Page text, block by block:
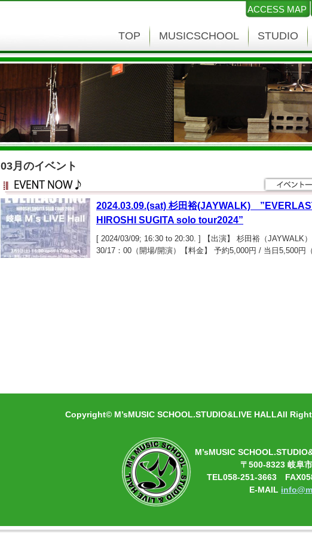
ACCESS MAP
TOP MUSICSCHOOL STUDIO
03月のイベント
2024.03.09.(sat) 杉田裕(JAYWALK)
HIROSHI SUGITA solo tour2024”
[ 2024/03/09; 16:30 to 20:30. ] 【出演】 杉田裕（JAYWALK）
30/17：00（開場/開演）【料金】 予約5,000円 / 当日5,500円
Copyright© M’sMUSIC SCHOOL.STUDIO&LIVE HALLAll
M’sMUSIC
〒500-8323 岐阜
TEL058-251-3663
E-MAIL